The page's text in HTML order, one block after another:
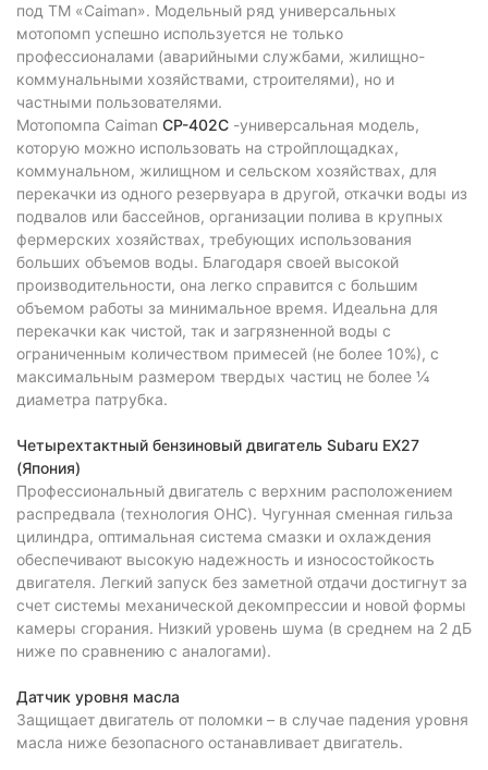
под ТМ «Caiman». Модельный ряд универсальных
мотопомп успешно используется не только
профессионалами (аварийными службами, жилищно-
коммунальными хозяйствами, строителями), но и
частными пользователями.
Мотопомпа Caiman CP-402C -универсальная модель,
которую можно использовать на стройплощадках,
коммунальном, жилищном и сельском хозяйствах, для
перекачки из одного резервуара в другой, откачки воды из
подвалов или бассейнов, организации полива в крупных
фермерских хозяйствах, требующих использования
больших объемов воды. Благодаря своей высокой
производительности, она легко справится с большим
объемом работы за минимальное время. Идеальна для
перекачки как чистой, так и загрязненной воды с
ограниченным количеством примесей (не более 10%), с
максимальным размером твердых частиц не более ¼
диаметра патрубка.
Четырехтактный бензиновый двигатель Subaru EX27
(Япония)
Профессиональный двигатель с верхним расположением
распредвала (технология OHC). Чугунная сменная гильза
цилиндра, оптимальная система смазки и охлаждения
обеспечивают высокую надежность и износостойкость
двигателя. Легкий запуск без заметной отдачи достигнут за
счет системы механической декомпрессии и новой формы
камеры сгорания. Низкий уровень шума (в среднем на 2 дБ
ниже по сравнению с аналогами).
Датчик уровня масла
Защищает двигатель от поломки – в случае падения уровня
масла ниже безопасного останавливает двигатель.